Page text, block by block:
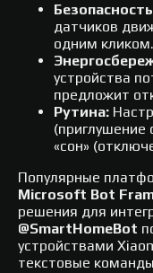
датчиков
одним кликом.
устройства
предложит
Рутина:
(приглушение
«сон»
Популярные
Microsoft Bot
решения для
@SmartHomeBot
устройствами
текстовые